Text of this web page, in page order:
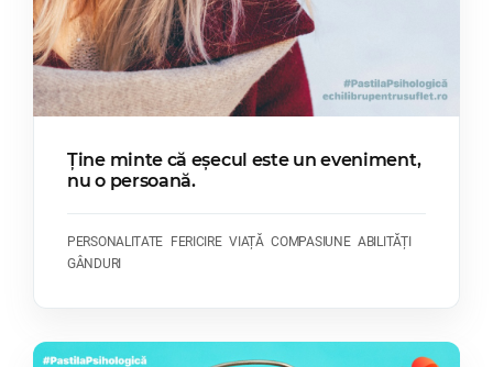
Ține minte că eșecul este un eveniment,
nu o persoană.
PERSONALITATE FERICIRE VIAȚĂ COMPASIUNE ABILITĂȚI
GÂNDURI